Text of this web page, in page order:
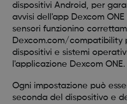
dispositivi Android, per
avvisi dell'app Dexcom
sensori funzionino
Dexcom.com/compatibility
dispositivi e sistemi
l'applicazione Dexcom ONE.
Ogni impostazione può
seconda del dispositivo e